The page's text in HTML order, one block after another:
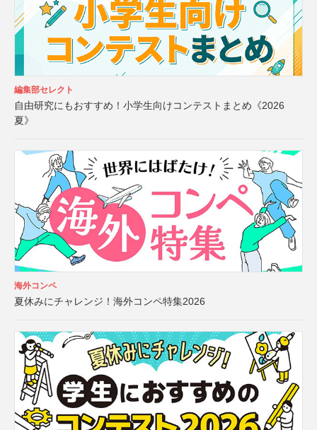
編集部セレクト
自由研究にもおすすめ！小学生向けコンテストまとめ《2026
夏》
海外コンペ
夏休みにチャレンジ！海外コンペ特集2026